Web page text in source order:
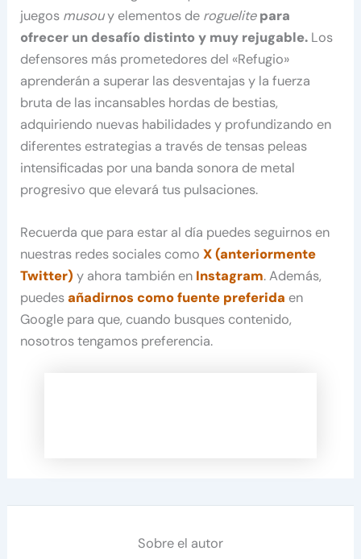
juegos musouy elementos de roguelite para
ofrecer un desafío distinto y muy rejugable. Los
defensores más prometedores del «Refugio»
aprenderán a superar las desventajas y la fuerza
bruta de las incansables hordas de bestias,
adquiriendo nuevas habilidades y profundizando en
diferentes estrategias a través de tensas peleas
intensificadas por una banda sonora de metal
progresivo que elevará tus pulsaciones.
Recuerda que para estar al día puedes seguirnos en
nuestras redes sociales comoX (anteriormente
Twitter) y ahora también en Instagram. Además,
puedesañadirnos como fuente preferida en
Google para que, cuando busques contenido,
nosotros tengamos preferencia.
Sobre el autor